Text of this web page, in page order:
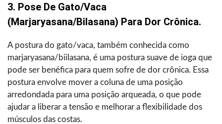
3. Pose De Gato/vaca
(Marjaryasana/Bilasana) Para Dor Crônica.
A postura do gato/vaca, também conhecida como
marjaryasana/biilasana, é uma postura suave de ioga que
pode ser benéfica para quem sofre de dor crônica. Essa
postura envolve mover a coluna de uma posição
arredondada para uma posição arqueada, o que pode
ajudar a liberar a tensão e melhorar a flexibilidade dos
músculos das costas.